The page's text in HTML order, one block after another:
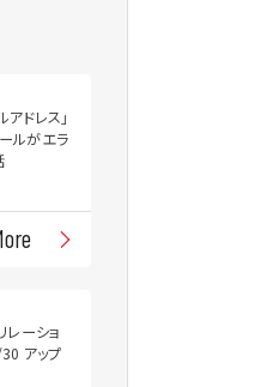
アドレス」
ルがエラ
レーショ
アップ